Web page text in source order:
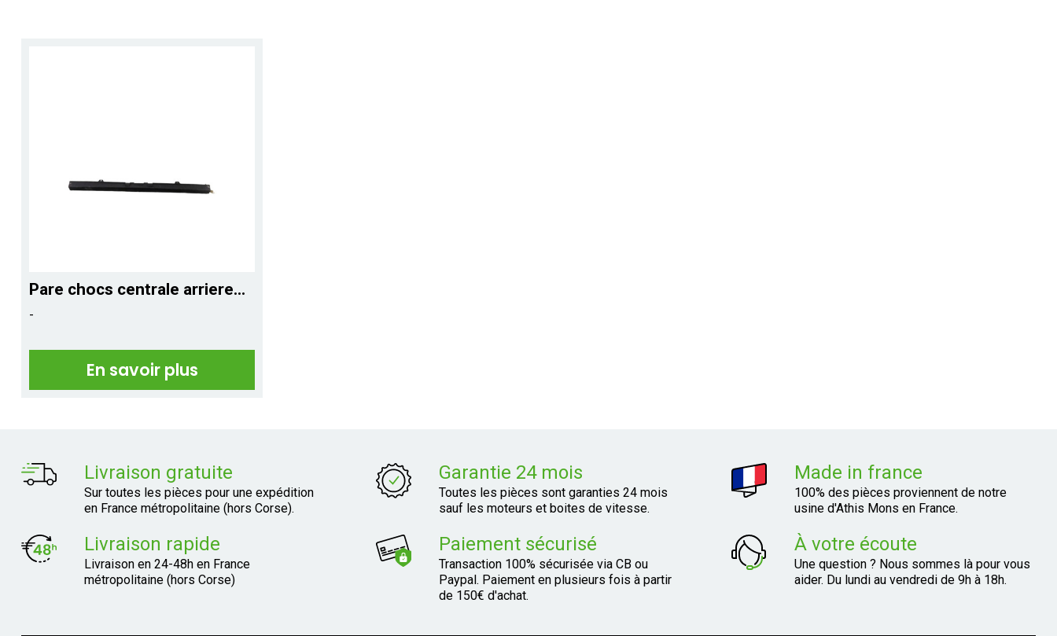
Pare chocs centrale arriere...
-
En savoir plus
Livraison gratuite
Sur toutes les pièces pour une expédition
en France métropolitaine (hors Corse).
Garantie 24 mois
Toutes les pièces sont garanties 24 mois
sauf les moteurs et boites de vitesse.
Made in france
100% des pièces proviennent de notre
usine d'Athis Mons en France.
Livraison rapide
Livraison en 24-48h en France
métropolitaine (hors Corse)
Paiement sécurisé
Transaction 100% sécurisée via CB ou
Paypal. Paiement en plusieurs fois à partir
de 150€ d'achat.
À votre écoute
Une question ? Nous sommes là pour vous
aider. Du lundi au vendredi de 9h à 18h.